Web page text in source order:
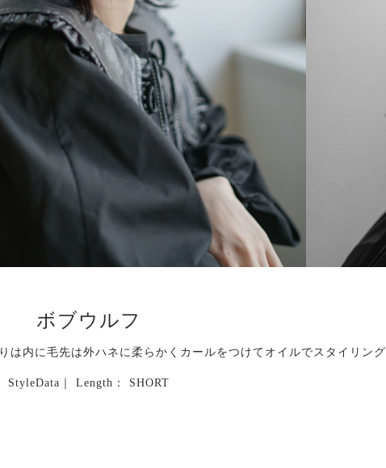
ボブウルフ
は内に毛先は外ハネに柔らかくカールをつけてオイルでスタイリング
StyleData｜ Length： SHORT